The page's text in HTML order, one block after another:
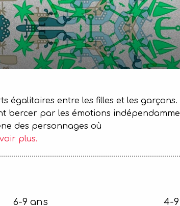
entre les filles et les
par les émotions
des personnages où
plus.
6-9 ans 4-